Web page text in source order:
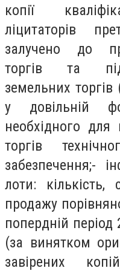
копії
ліцитаторів
залучено до
торгів та
земельних торгів
у довільній
необхідного
торгів
забезпечення;-
лоти: кількість,
продажу
попердній період
(за винятком
завірених